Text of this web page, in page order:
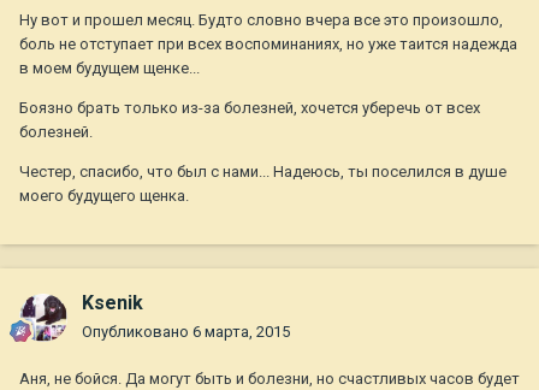
Ну вот и прошел месяц. Будто словно вчера все это произошло,
боль не отступает при всех воспоминаниях, но уже таится надежда
в моем будущем щенке...
Боязно брать только из-за болезней, хочется уберечь от всех
болезней.
Честер, спасибо, что был с нами... Надеюсь, ты поселился в душе
моего будущего щенка.
Ksenik
Опубликовано 6 марта, 2015
Аня, не бойся. Да могут быть и болезни, но счастливых часов будет